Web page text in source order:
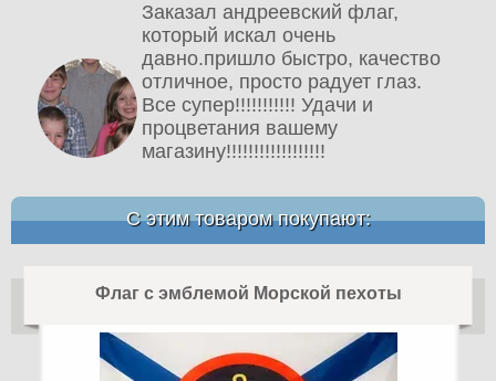
Заказал андреевский флаг,
который искал очень
давно.пришло быстро, качество
отличное, просто радует глаз.
Все супер!!!!!!!!!!! Удачи и
процветания вашему
магазину!!!!!!!!!!!!!!!!!!
С этим товаром покупают:
Флаг с эмблемой Морской пехоты